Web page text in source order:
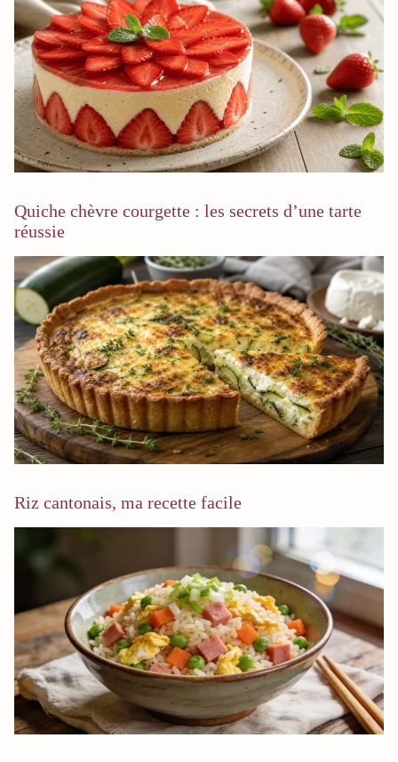
Quiche chèvre courgette : les secrets d’une tarte
réussie
Riz cantonais, ma recette facile